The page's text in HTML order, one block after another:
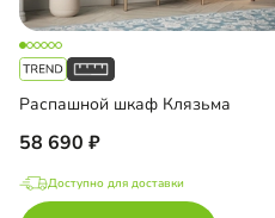
Распашной шкаф Клязьма
58 690
Доступно для доставки